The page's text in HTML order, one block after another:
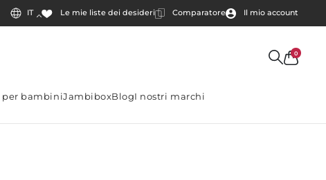
IT Le mie liste dei desideri Comparatore Il mio account
per bambiniJambiboxBlogI nostri marchi
0